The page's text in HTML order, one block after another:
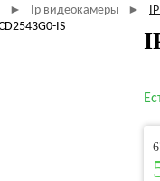
► Ip видеокамеры ►